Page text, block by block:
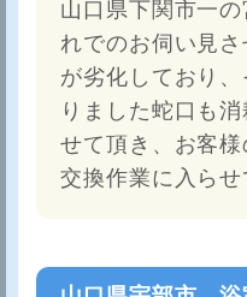
山口県下関市一
れでのお伺い見
が劣化しており
りました蛇口も
せて頂き、お客
交換作業に入ら